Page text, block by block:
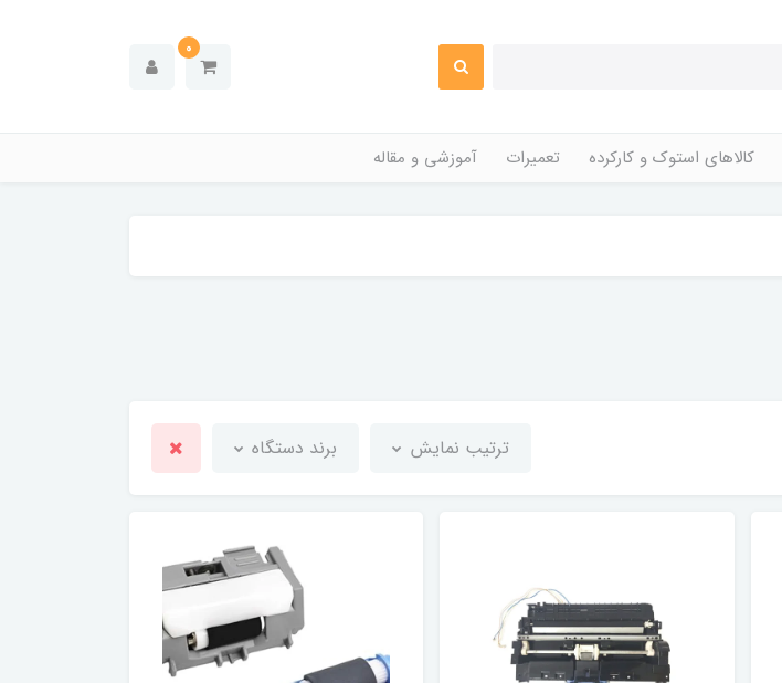
0
کالاهای استوک و کارکرده تعمیرات آموزشی و مقاله
ترتیب نمایش برند دستگاه